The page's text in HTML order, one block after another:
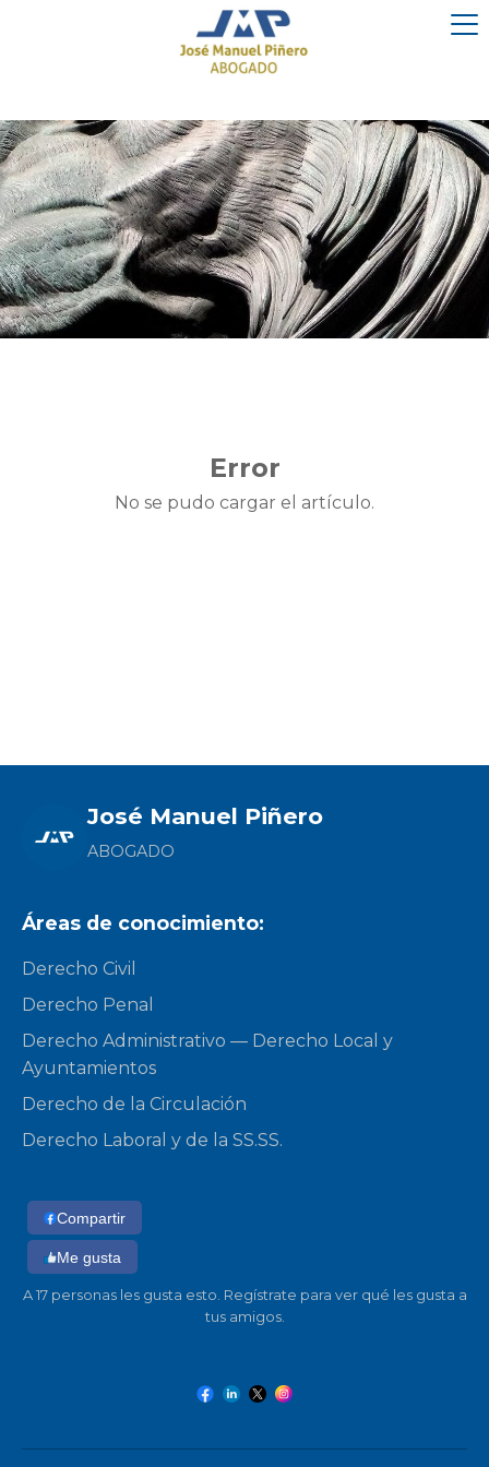
Error
No se pudo cargar el artículo.
José Manuel Piñero
ABOGADO
Áreas de conocimiento:
Derecho Civil
Derecho Penal
Derecho Administrativo — Derecho Local y
Ayuntamientos
Derecho de la Circulación
Derecho Laboral y de la SS.SS.
Compartir
Me gusta
A 17 personas les gusta esto. Regístrate para ver qué les gusta a
tus amigos.